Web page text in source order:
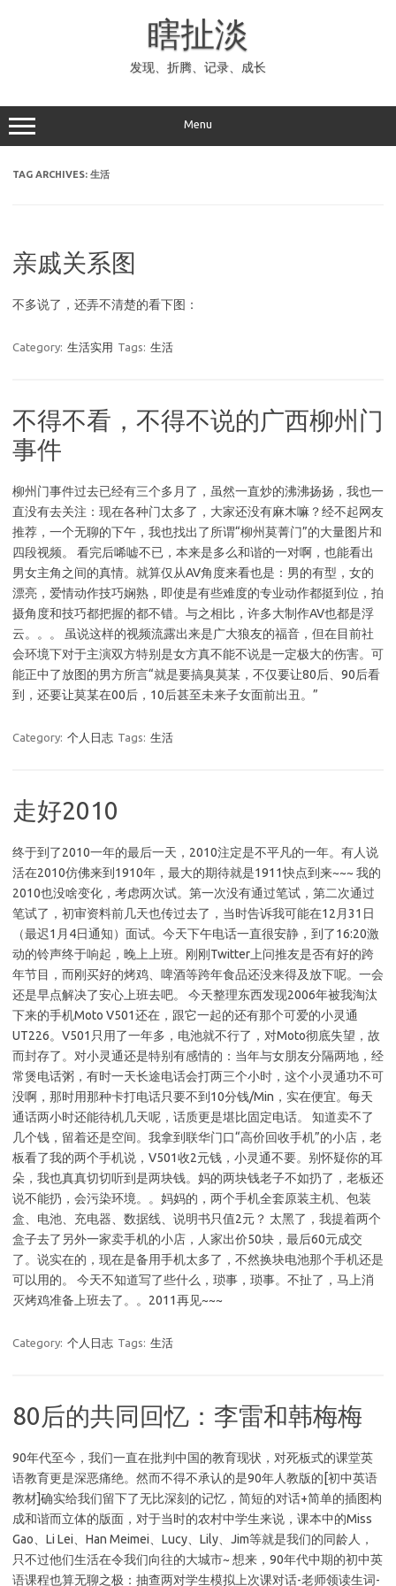
瞎扯淡
发现、折腾、记录、成长
Menu
TAG ARCHIVES: 生活
亲戚关系图
不多说了，还弄不清楚的看下图：
Category: 生活实用 Tags: 生活
不得不看，不得不说的广西柳州门
事件
柳州门事件过去已经有三个多月了，虽然一直炒的沸沸扬扬，我也一
直没有去关注：现在各种门太多了，大家还没有麻木嘛？经不起网友
推荐，一个无聊的下午，我也找出了所谓“柳州莫菁门”的大量图片和
四段视频。 看完后唏嘘不已，本来是多么和谐的一对啊，也能看出
男女主角之间的真情。就算仅从AV角度来看也是：男的有型，女的
漂亮，爱情动作技巧娴熟，即使是有些难度的专业动作都挺到位，拍
摄角度和技巧都把握的都不错。与之相比，许多大制作AV也都是浮
云。。。 虽说这样的视频流露出来是广大狼友的福音，但在目前社
会环境下对于主演双方特别是女方真不能不说是一定极大的伤害。可
能正中了放图的男方所言“就是要搞臭莫某，不仅要让80后、90后看
到，还要让莫某在00后，10后甚至未来子女面前出丑。”
Category: 个人日志 Tags: 生活
走好2010
终于到了2010一年的最后一天，2010注定是不平凡的一年。有人说
活在2010仿佛来到1910年，最大的期待就是1911快点到来~~~ 我的
2010也没啥变化，考虑两次试。第一次没有通过笔试，第二次通过
笔试了，初审资料前几天也传过去了，当时告诉我可能在12月31日
（最迟1月4日通知）面试。今天下午电话一直很安静，到了16:20激
动的铃声终于响起，晚上上班。刚刚Twitter上问推友是否有好的跨
年节目，而刚买好的烤鸡、啤酒等跨年食品还没来得及放下呢。一会
还是早点解决了安心上班去吧。 今天整理东西发现2006年被我淘汰
下来的手机Moto V501还在，跟它一起的还有那个可爱的小灵通
UT226。V501只用了一年多，电池就不行了，对Moto彻底失望，故
而封存了。对小灵通还是特别有感情的：当年与女朋友分隔两地，经
常煲电话粥，有时一天长途电话会打两三个小时，这个小灵通功不可
没啊，那时用那种卡打电话只要不到10分钱/Min，实在便宜。每天
通话两小时还能待机几天呢，话质更是堪比固定电话。 知道卖不了
几个钱，留着还是空间。我拿到联华门口“高价回收手机”的小店，老
板看了我的两个手机说，V501收2元钱，小灵通不要。别怀疑你的耳
朵，我也真真切切听到是两块钱。妈的两块钱老子不如扔了，老板还
说不能扔，会污染环境。。妈妈的，两个手机全套原装主机、包装
盒、电池、充电器、数据线、说明书只值2元？ 太黑了，我提着两个
盒子去了另外一家卖手机的小店，人家出价50块，最后60元成交
了。说实在的，现在是备用手机太多了，不然换块电池那个手机还是
可以用的。 今天不知道写了些什么，琐事，琐事。不扯了，马上消
灭烤鸡准备上班去了。。2011再见~~~
Category: 个人日志 Tags: 生活
80后的共同回忆：李雷和韩梅梅
90年代至今，我们一直在批判中国的教育现状，对死板式的课堂英
语教育更是深恶痛绝。然而不得不承认的是90年人教版的[初中英语
教材]确实给我们留下了无比深刻的记忆，简短的对话+简单的插图构
成和谐而立体的版面，对于当时的农村中学生来说，课本中的Miss
Gao、Li Lei、Han Meimei、Lucy、Lily、Jim等就是我们的同龄人，
只不过他们生活在令我们向往的大城市~ 想来，90年代中期的初中英
语课程也算无聊之极：抽查两对学生模拟上次课对话-老师领读生词-